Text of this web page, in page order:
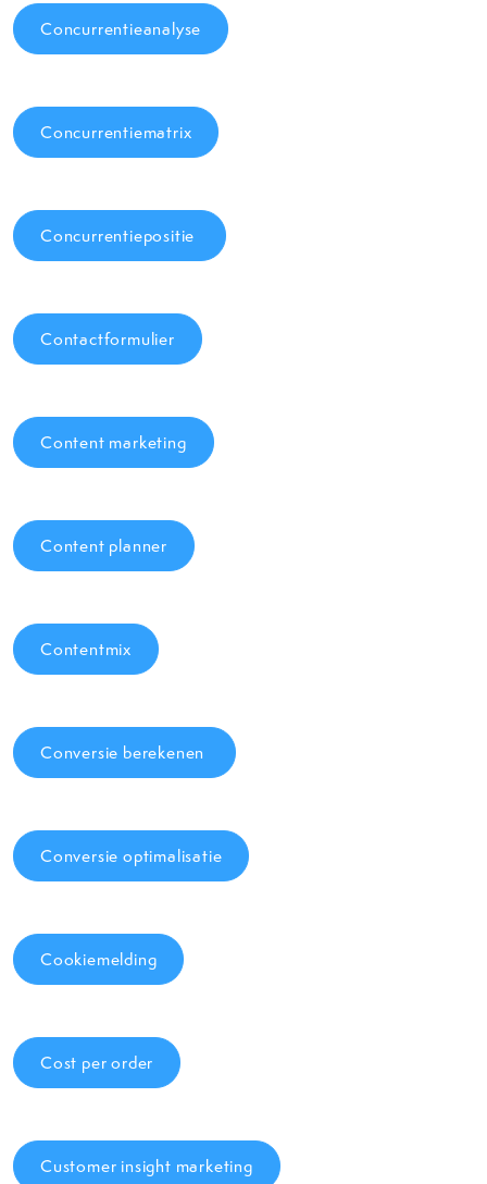
Concurrentieanalyse
Concurrentiematrix
Concurrentiepositie
Contactformulier
Content marketing
Content planner
Contentmix
Conversie berekenen
Conversie optimalisatie
Cookiemelding
Cost per order
Customer insight marketing